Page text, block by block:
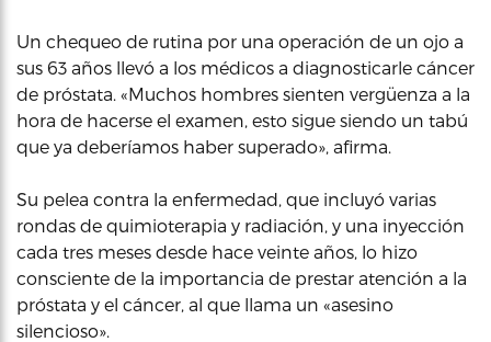
Un chequeo de rutina por una operación de un ojo a
sus 63 años llevó a los médicos a diagnosticarle cáncer
de próstata. «Muchos hombres sienten vergüenza a la
hora de hacerse el examen, esto sigue siendo un tabú
que ya deberíamos haber superado», afirma.
Su pelea contra la enfermedad, que incluyó varias
rondas de quimioterapia y radiación, y una inyección
cada tres meses desde hace veinte años, lo hizo
consciente de la importancia de prestar atención a la
próstata y el cáncer, al que llama un «asesino
silencioso».